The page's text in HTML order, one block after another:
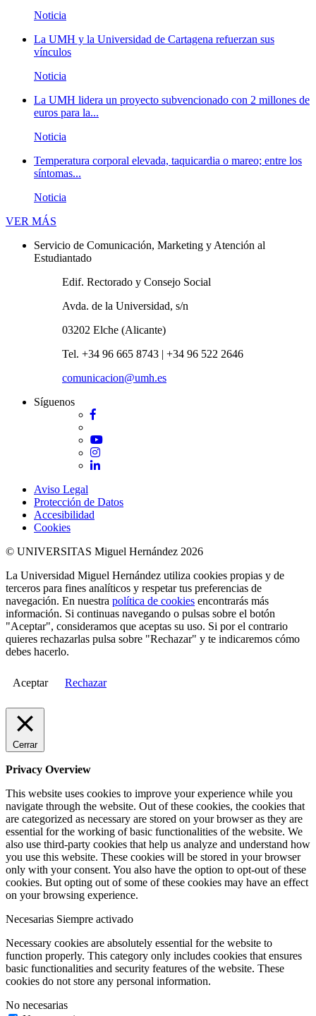
Noticia
La UMH y la Universidad de Cartagena refuerzan sus
vínculos
Noticia
La UMH lidera un proyecto subvencionado con 2 millones de
euros para la...
Noticia
Temperatura corporal elevada, taquicardia o mareo; entre los
síntomas...
Noticia
VER MÁS
Servicio de Comunicación, Marketing y Atención al
Estudiantado
Edif. Rectorado y Consejo Social
Avda. de la Universidad, s/n
03202 Elche (Alicante)
Tel. +34 96 665 8743 | +34 96 522 2646
comunicacion@umh.es
Síguenos
Facebook
YouTube
Instagram
LinkedIn
Aviso Legal
Protección de Datos
Accesibilidad
Cookies
© UNIVERSITAS Miguel Hernández 2026
La Universidad Miguel Hernández utiliza cookies propias y de
terceros para fines analíticos y respetar tus preferencias de
navegación. En nuestra política de cookies encontrarás más
información. Si continuas navegando o pulsas sobre el botón
"Aceptar", consideramos que aceptas su uso. Si por el contrario
quieres rechazarlas pulsa sobre "Rechazar" y te indicaremos cómo
debes hacerlo.
Aceptar Rechazar
Cerrar
Privacy Overview
This website uses cookies to improve your experience while you
navigate through the website. Out of these cookies, the cookies that
are categorized as necessary are stored on your browser as they are
essential for the working of basic functionalities of the website. We
also use third-party cookies that help us analyze and understand how
you use this website. These cookies will be stored in your browser
only with your consent. You also have the option to opt-out of these
cookies. But opting out of some of these cookies may have an effect
on your browsing experience.
Necesarias Siempre activado
Necessary cookies are absolutely essential for the website to
function properly. This category only includes cookies that ensures
basic functionalities and security features of the website. These
cookies do not store any personal information.
No necesarias